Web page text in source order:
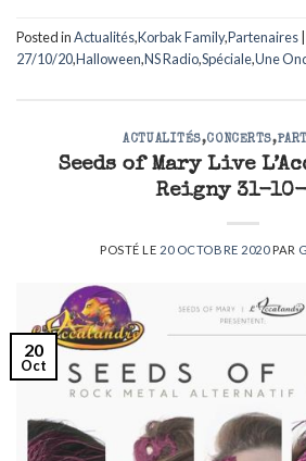
Posted inActualités,Korbak Family,Partenaires
27/10/20,Halloween,NS Radio,Spéciale,Une
ACTUALITÉS,CONCERTS,
Seeds of Mary Live
Reigny 31-
POSTÉ LE 20 OCTOBRE 2020PAR
20
Oct